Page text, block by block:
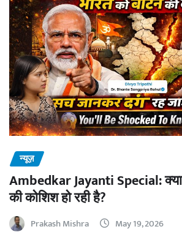
न्यूज़
Ambedkar Jayanti Special:
की कोशिश हो रही है?
Prakash Mishra May 19, 2026